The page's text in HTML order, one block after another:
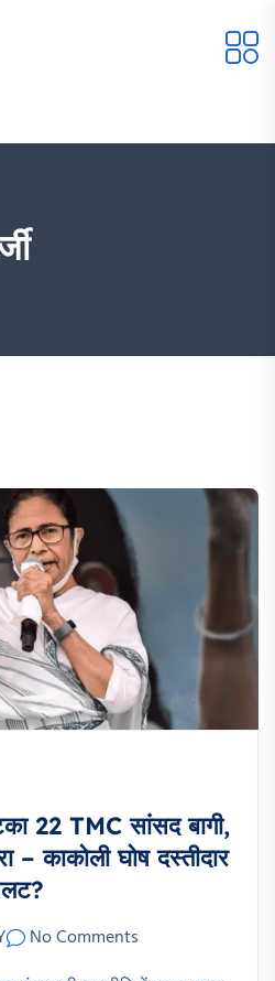
22 TMC सांसद बागी,
– काकोली घोष दस्तीदार
No Comments